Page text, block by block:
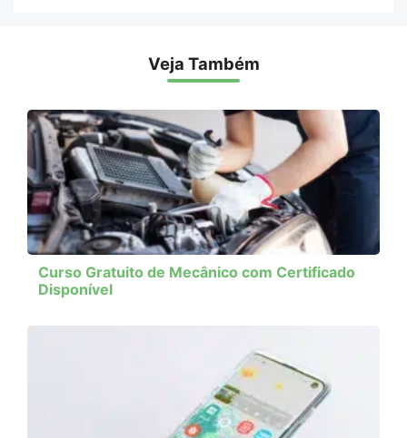
Veja Também
Curso Gratuito de Mecânico com Certificado
Disponível